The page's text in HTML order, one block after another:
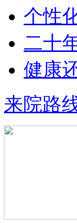
王小博 住院
疗与科研多年…
【详
黄省让，男，医生。
个性
二十
健康
来院路